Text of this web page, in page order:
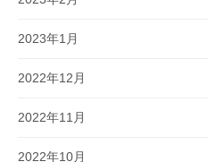
2023年1月
2022年12月
2022年11月
2022年10月